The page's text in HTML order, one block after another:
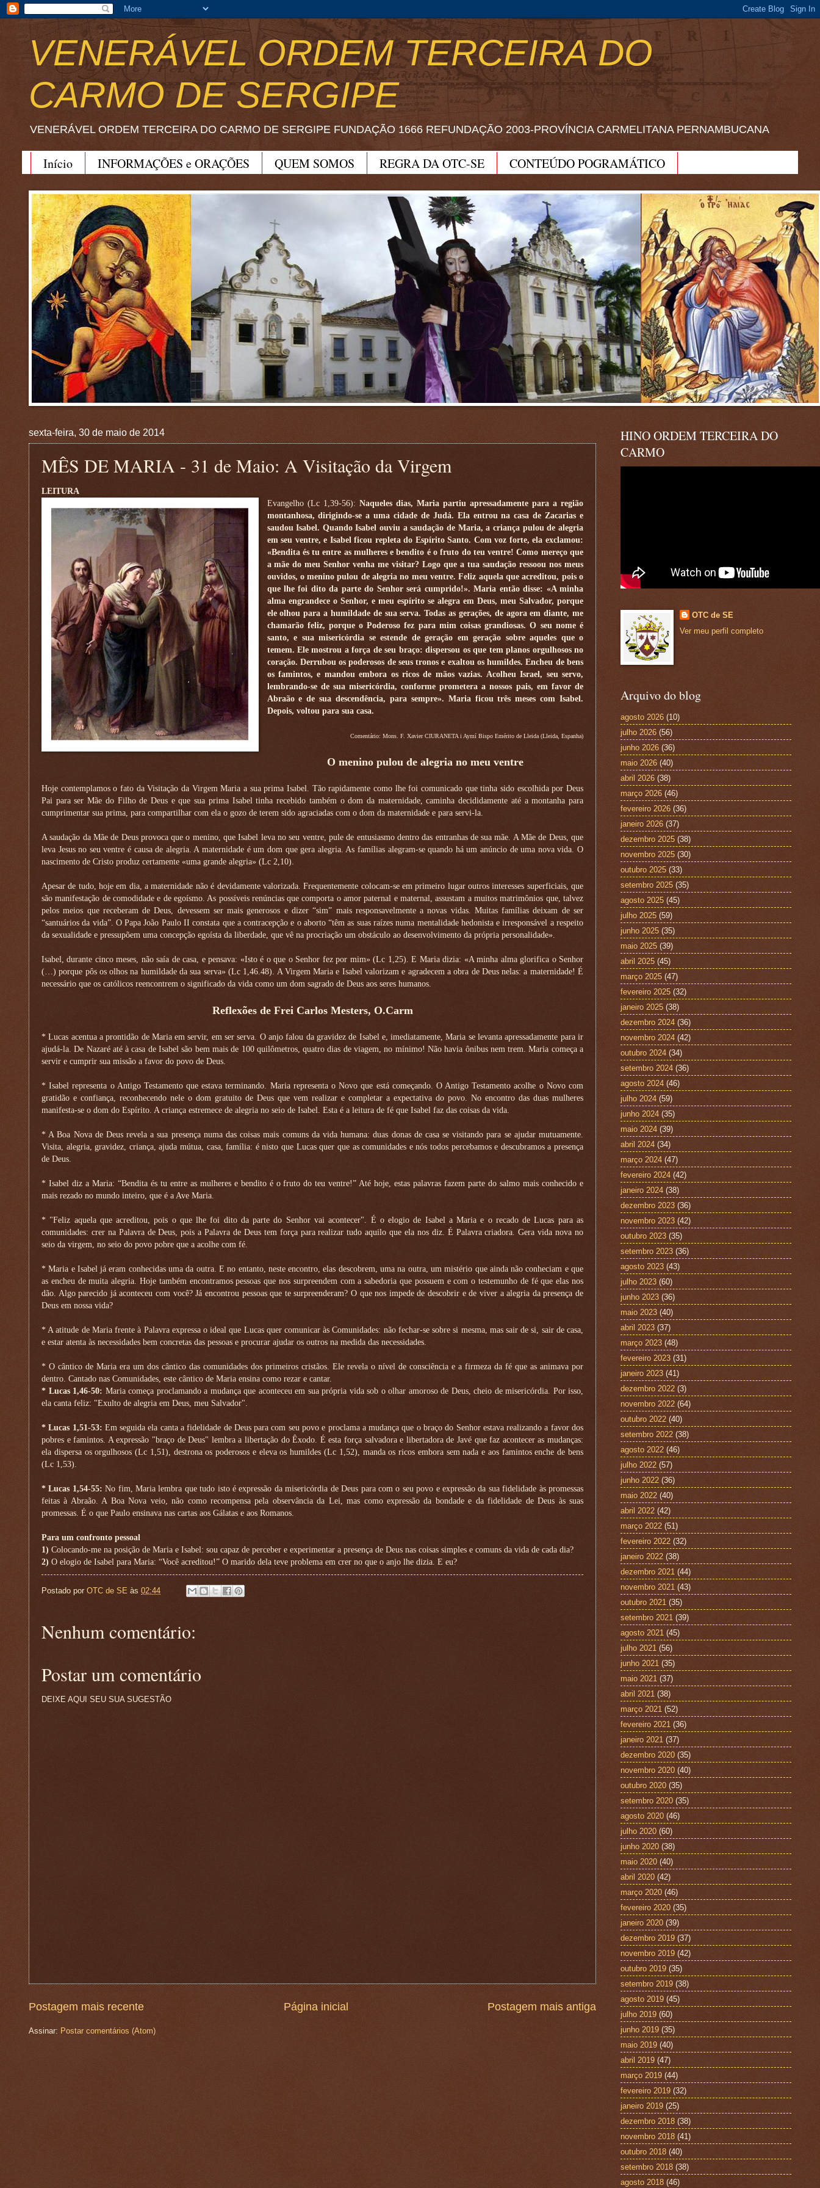
VENERÁVEL ORDEM TERCEIRA DO
CARMO DE SERGIPE
VENERÁVEL ORDEM TERCEIRA DO CARMO DE SERGIPE FUNDAÇÃO 1666 REFUNDAÇÃO 2003-PROVÍNCIA CARMELITANA PERNAMBUCANA
Início INFORMAÇÕES e ORAÇÕES QUEM SOMOS REGRA DA OTC-SE
CONTEÚDO POGRAMÁTICO
sexta-feira, 30 de maio de 2014
MÊS DE MARIA - 31 de Maio: A Visitação da Virgem
LEITURA
Evangelho (Lc 1,39-56): Naqueles dias, Maria partiu apressadamente para a região
montanhosa, dirigindo-se a uma cidade de Judá. Ela entrou na casa de Zacarias e
saudou Isabel. Quando Isabel ouviu a saudação de Maria, a criança pulou de alegria
em seu ventre, e Isabel ficou repleta do Espírito Santo. Com voz forte, ela exclamou:
«Bendita és tu entre as mulheres e bendito é o fruto do teu ventre! Como mereço que
a mãe do meu Senhor venha me visitar? Logo que a tua saudação ressoou nos meus
ouvidos, o menino pulou de alegria no meu ventre. Feliz aquela que acreditou, pois o
que lhe foi dito da parte do Senhor será cumprido!». Maria então disse: «A minha
alma engrandece o Senhor, e meu espírito se alegra em Deus, meu Salvador, porque
ele olhou para a humildade de sua serva. Todas as gerações, de agora em diante, me
chamarão feliz, porque o Poderoso fez para mim coisas grandiosas. O seu nome é
santo, e sua misericórdia se estende de geração em geração sobre aqueles que o
temem. Ele mostrou a força de seu braço: dispersou os que tem planos orgulhosos no
coração. Derrubou os poderosos de seus tronos e exaltou os humildes. Encheu de bens
os famintos, e mandou embora os ricos de mãos vazias. Acolheu Israel, seu servo,
lembrando-se de sua misericórdia, conforme prometera a nossos pais, em favor de
Abraão e de sua descendência, para sempre». Maria ficou três meses com Isabel.
Depois, voltou para sua casa.
Comentário: Mons. F. Xavier CIURANETA i Aymí Bispo Emérito de Lleida (Lleida, Espanha)
O menino pulou de alegria no meu ventre
Hoje contemplamos o fato da Visitação da Virgem Maria a sua prima Isabel. Tão rapidamente como lhe foi comunicado que tinha sido escolhida por Deus
Pai para ser Mãe do Filho de Deus e que sua prima Isabel tinha recebido também o dom da maternidade, caminha decididamente até a montanha para
cumprimentar sua prima, para compartilhar com ela o gozo de terem sido agraciadas com o dom da maternidade e para servi-la.
A saudação da Mãe de Deus provoca que o menino, que Isabel leva no seu ventre, pule de entusiasmo dentro das entranhas de sua mãe. A Mãe de Deus, que
leva Jesus no seu ventre é causa de alegria. A maternidade é um dom que gera alegria. As famílias alegram-se quando há um anúncio de uma nova vida. O
nascimento de Cristo produz certamente «uma grande alegria» (Lc 2,10).
Apesar de tudo, hoje em dia, a maternidade não é devidamente valorizada. Frequentemente colocam-se em primeiro lugar outros interesses superficiais, que
são manifestação de comodidade e de egoísmo. As possíveis renúncias que comporta o amor paternal e maternal, assustam a muitos matrimônios que, talvez
pelos meios que receberam de Deus, devessem ser mais generosos e dizer “sim” mais responsavelmente a novas vidas. Muitas famílias deixam de ser
“santuários da vida”. O Papa João Paulo II constata que a contracepção e o aborto “têm as suas raízes numa mentalidade hedonista e irresponsável a respeito
da sexualidade e pressupõem uma concepção egoísta da liberdade, que vê na procriação um obstáculo ao desenvolvimento da própria personalidade».
Isabel, durante cinco meses, não saía de casa, e pensava: «Isto é o que o Senhor fez por mim» (Lc 1,25). E Maria dizia: «A minha alma glorifica o Senhor
(…) porque pôs os olhos na humildade da sua serva» (Lc 1,46.48). A Virgem Maria e Isabel valorizam e agradecem a obra de Deus nelas: a maternidade! É
necessário que os católicos reencontrem o significado da vida como um dom sagrado de Deus aos seres humanos.
Reflexões de Frei Carlos Mesters, O.Carm
* Lucas acentua a prontidão de Maria em servir, em ser serva. O anjo falou da gravidez de Isabel e, imediatamente, Maria se levanta apressadamente para ir
ajudá-la. De Nazaré até à casa de Isabel são bem mais de 100 quilômetros, quatro dias de viagem, no mínimo! Não havia ônibus nem trem. Maria começa a
servir e cumprir sua missão a favor do povo de Deus.
* Isabel representa o Antigo Testamento que estava terminando. Maria representa o Novo que está começando. O Antigo Testamento acolhe o Novo com
gratidão e confiança, reconhecendo nele o dom gratuito de Deus que vem realizar e completar a expectativa do povo. No encontro das duas mulheres
manifesta-se o dom do Espírito. A criança estremece de alegria no seio de Isabel. Esta é a leitura de fé que Isabel faz das coisas da vida.
* A Boa Nova de Deus revela a sua presença numa das coisas mais comuns da vida humana: duas donas de casa se visitando para se ajudar mutuamente.
Visita, alegria, gravidez, criança, ajuda mútua, casa, família: é nisto que Lucas quer que as comunidades e nós todos percebamos e descubramos a presença
de Deus.
* Isabel diz a Maria: “Bendita és tu entre as mulheres e bendito é o fruto do teu ventre!” Até hoje, estas palavras fazem parte do salmo mais conhecido e
mais rezado no mundo inteiro, que é a Ave Maria.
* "Feliz aquela que acreditou, pois o que lhe foi dito da parte do Senhor vai acontecer". É o elogio de Isabel a Maria e o recado de Lucas para as
comunidades: crer na Palavra de Deus, pois a Palavra de Deus tem força para realizar tudo aquilo que ela nos diz. É Palavra criadora. Gera vida nova no
seio da virgem, no seio do povo pobre que a acolhe com fé.
* Maria e Isabel já eram conhecidas uma da outra. E no entanto, neste encontro, elas descobrem, uma na outra, um mistério que ainda não conheciam e que
as encheu de muita alegria. Hoje também encontramos pessoas que nos surpreendem com a sabedoria que possuem e com o testemunho de fé que elas nos
dão. Algo parecido já aconteceu com você? Já encontrou pessoas que te surpreenderam? O que nos impede de descobrir e de viver a alegria da presença de
Deus em nossa vida?
* A atitude de Maria frente à Palavra expressa o ideal que Lucas quer comunicar às Comunidades: não fechar-se sobre si mesma, mas sair de si, sair de casa,
e estar atenta às necessidades bem concretas das pessoas e procurar ajudar os outros na medida das necessidades.
* O cântico de Maria era um dos cântico das comunidades dos primeiros cristãos. Ele revela o nível de consciência e a firmeza da fé que as animava por
dentro. Cantado nas Comunidades, este cântico de Maria ensina como rezar e cantar.
* Lucas 1,46-50: Maria começa proclamando a mudança que aconteceu em sua própria vida sob o olhar amoroso de Deus, cheio de misericórdia. Por isso,
ela canta feliz: "Exulto de alegria em Deus, meu Salvador".
* Lucas 1,51-53: Em seguida ela canta a fidelidade de Deus para com seu povo e proclama a mudança que o braço do Senhor estava realizando a favor dos
pobres e famintos. A expressão "braço de Deus" lembra a libertação do Êxodo. É esta força salvadora e libertadora de Javé que faz acontecer as mudanças:
ela dispersa os orgulhosos (Lc 1,51), destrona os poderosos e eleva os humildes (Lc 1,52), manda os ricos embora sem nada e aos famintos enche de bens
(Lc 1,53).
* Lucas 1,54-55: No fim, Maria lembra que tudo isto é expressão da misericórdia de Deus para com o seu povo e expressão da sua fidelidade às promessas
feitas à Abraão. A Boa Nova veio, não como recompensa pela observância da Lei, mas como expressão da bondade e da fidelidade de Deus às suas
promessas. É o que Paulo ensinava nas cartas aos Gálatas e aos Romanos.
Para um confronto pessoal
1) Colocando-me na posição de Maria e Isabel: sou capaz de perceber e experimentar a presença de Deus nas coisas simples e comuns da vida de cada dia?
2) O elogio de Isabel para Maria: “Você acreditou!” O marido dela teve problema em crer no que o anjo lhe dizia. E eu?
Postado por OTC de SE às 02:44
Nenhum comentário:
Postar um comentário
DEIXE AQUI SEU SUA SUGESTÃO
Postagem mais recente Postagem mais antiga
Página inicial
Assinar: Postar comentários (Atom)
HINO ORDEM TERCEIRA DO
CARMO
OTC de SE
Ver meu perfil completo
Arquivo do blog
agosto 2026 (10)
julho 2026 (56)
junho 2026 (36)
maio 2026 (40)
abril 2026 (38)
março 2026 (46)
fevereiro 2026 (36)
janeiro 2026 (37)
dezembro 2025 (38)
novembro 2025 (30)
outubro 2025 (33)
setembro 2025 (35)
agosto 2025 (45)
julho 2025 (59)
junho 2025 (35)
maio 2025 (39)
abril 2025 (45)
março 2025 (47)
fevereiro 2025 (32)
janeiro 2025 (38)
dezembro 2024 (36)
novembro 2024 (42)
outubro 2024 (34)
setembro 2024 (36)
agosto 2024 (46)
julho 2024 (59)
junho 2024 (35)
maio 2024 (39)
abril 2024 (34)
março 2024 (47)
fevereiro 2024 (42)
janeiro 2024 (38)
dezembro 2023 (36)
novembro 2023 (42)
outubro 2023 (35)
setembro 2023 (36)
agosto 2023 (43)
julho 2023 (60)
junho 2023 (36)
maio 2023 (40)
abril 2023 (37)
março 2023 (48)
fevereiro 2023 (31)
janeiro 2023 (41)
dezembro 2022 (3)
novembro 2022 (64)
outubro 2022 (40)
setembro 2022 (38)
agosto 2022 (46)
julho 2022 (57)
junho 2022 (36)
maio 2022 (40)
abril 2022 (42)
março 2022 (51)
fevereiro 2022 (32)
janeiro 2022 (38)
dezembro 2021 (44)
novembro 2021 (43)
outubro 2021 (35)
setembro 2021 (39)
agosto 2021 (45)
julho 2021 (56)
junho 2021 (35)
maio 2021 (37)
abril 2021 (38)
março 2021 (52)
fevereiro 2021 (36)
janeiro 2021 (37)
dezembro 2020 (35)
novembro 2020 (40)
outubro 2020 (35)
setembro 2020 (35)
agosto 2020 (46)
julho 2020 (60)
junho 2020 (38)
maio 2020 (40)
abril 2020 (42)
março 2020 (46)
fevereiro 2020 (35)
janeiro 2020 (39)
dezembro 2019 (37)
novembro 2019 (42)
outubro 2019 (35)
setembro 2019 (38)
agosto 2019 (45)
julho 2019 (60)
junho 2019 (35)
maio 2019 (40)
abril 2019 (47)
março 2019 (44)
fevereiro 2019 (32)
janeiro 2019 (25)
dezembro 2018 (38)
novembro 2018 (41)
outubro 2018 (40)
setembro 2018 (38)
agosto 2018 (46)